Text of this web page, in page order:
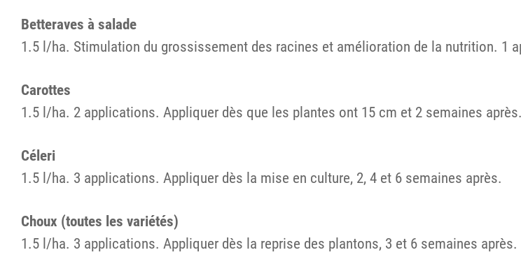
Betteraves à salade
1.5 l/ha. Stimulation du grossissement des racines et amélioration de la nutrition. 1
Carottes
1.5 l/ha. 2 applications. Appliquer dès que les plantes ont 15 cm et 2 semaines après.
Céleri
1.5 l/ha. 3 applications. Appliquer dès la mise en culture, 2, 4 et 6 semaines après.
Choux (toutes les variétés)
1.5 l/ha. 3 applications. Appliquer dès la reprise des plantons, 3 et 6 semaines après.